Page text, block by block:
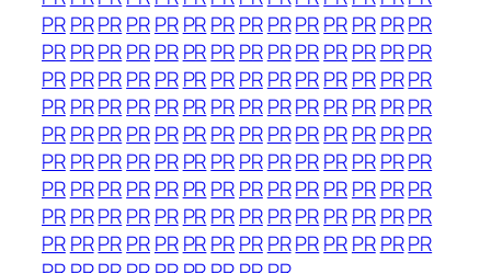
PRPRPRPRPR PRPRPRPRPRPRPR PRPR
PRPRPRPRPR PRPRPRPRPRPRPR PRPR
PRPRPRPRPR PRPRPRPRPRPRPR PRPR
PRPRPRPRPR PRPRPRPRPRPRPR PRPR
PRPRPRPRPR PRPRPRPRPRPRPR PRPR
PRPRPRPRPR PRPRPRPRPRPRPR PRPR
PRPRPRPRPR PRPRPRPRPRPRPR PRPR
PRPRPRPRPR PRPRPRPRPRPRPR PRPR
PRPRPRPRPR PRPRPRPRPRPRPR PRPR